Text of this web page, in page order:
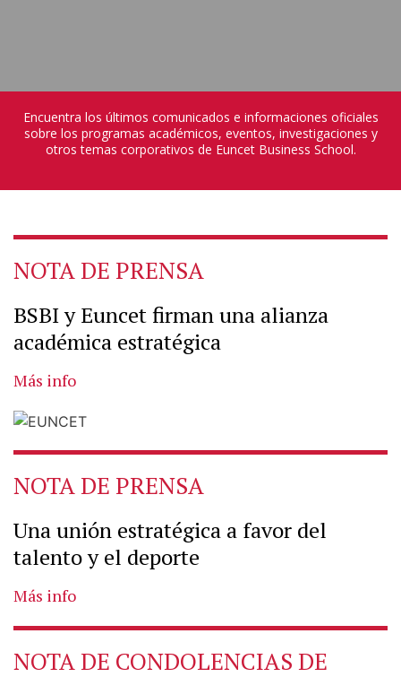
Encuentra los últimos comunicados e informaciones oficiales
sobre los programas académicos, eventos, investigaciones y
otros temas corporativos de Euncet Business School.
NOTA DE PRENSA
BSBI y Euncet firman una alianza
académica estratégica
Más info
NOTA DE PRENSA
Una unión estratégica a favor del
talento y el deporte
Más info
NOTA DE CONDOLENCIAS DE